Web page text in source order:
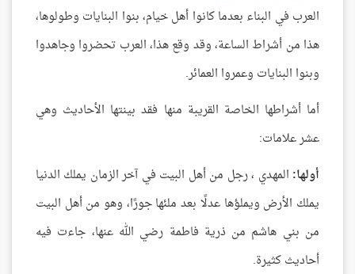
العرب في البناء بعدما كانوا أهل خيام، بنوا البنايات وطولوها،
هذا من أشراط الساعة، وقد وقع هذا، العرب تحضروا وجاهدوا
وبنوا البنايات وعمروا العمائر.
أما أشراطها الخاصة القريبة منها فقد بينتها الأحاديث وهي
عشر علامات:
أولها: المهدي ، رجل من أهل البيت في آخر الزمان يملك الدنيا
يملك الأرض ويملؤها عدلًا بعد ملئها جورًا، وهو من أهل البيت
من بني هاشم من ذرية فاطمة رضي الله عنها، جاءت فيه
أحاديث كثيرة.